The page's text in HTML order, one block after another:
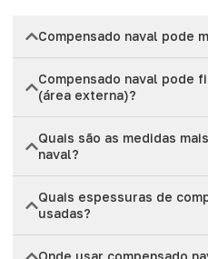
Compensado naval pode
Compensado naval pode
(área externa)?
Quais são as medidas
naval?
Quais espessuras de
usadas?